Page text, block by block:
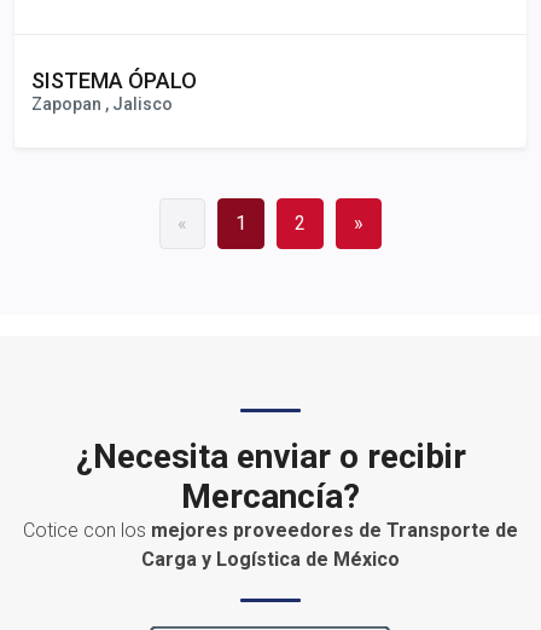
SISTEMA ÓPALO
Zapopan , Jalisco
« 1 2 »
¿Necesita enviar o recibir
Mercancía?
Cotice con los mejores proveedores de Transporte de
Carga y Logística de México